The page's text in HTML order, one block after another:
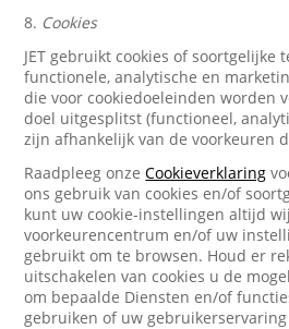
8. Cookies
JET gebruikt cookies of soortgelijke
functionele, analytische en
die voor cookiedoeleinden worden
doel uitgesplitst (functioneel,
zijn afhankelijk van de voorkeuren
Raadpleeg onzeCookieverklaring
ons gebruik van cookies en/of
kunt uw cookie-instellingen altijd
voorkeurencentrum en/of uw
gebruikt om te browsen. Houd er
uitschakelen van cookies u de
om bepaalde Diensten en/of
gebruiken of uw